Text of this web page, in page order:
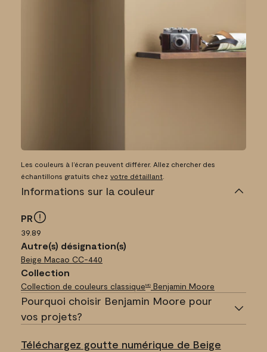
Les couleurs à l’écran peuvent différer. Allez chercher des
échantillons gratuits chez votre détaillant
Informations sur la couleur
PR
39.89
Autre(s) désignation(s)
Beige Macao CC-440
Collection
Collection de couleurs classiqueMD Benjamin Moore
Pourquoi choisir Benjamin Moore pour
vos projets?
Téléchargez goutte numérique de Beige